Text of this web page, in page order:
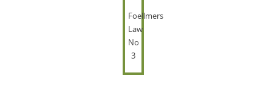
Foellmers
Law
No
3